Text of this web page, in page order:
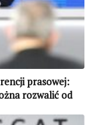
prasowej:
rozwalić od